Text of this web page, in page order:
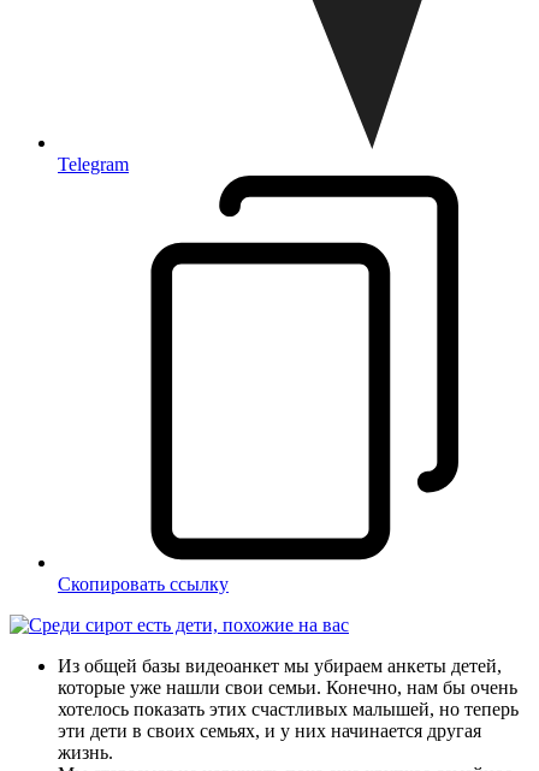
Telegram
Скопировать ссылку
Из общей базы видеоанкет мы убираем анкеты детей,
которые уже нашли свои семьи. Конечно, нам бы очень
хотелось показать этих счастливых малышей, но теперь
эти дети в своих семьях, и у них начинается другая
жизнь.